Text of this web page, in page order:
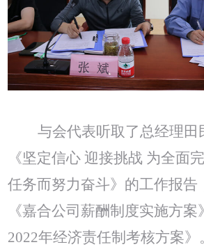
与会代表听取了总经理田
《坚定信心 迎接挑战 为全面
任务而努力奋斗》的工作报告
《嘉合公司薪酬制度实施方案
2022年经济责任制考核方案